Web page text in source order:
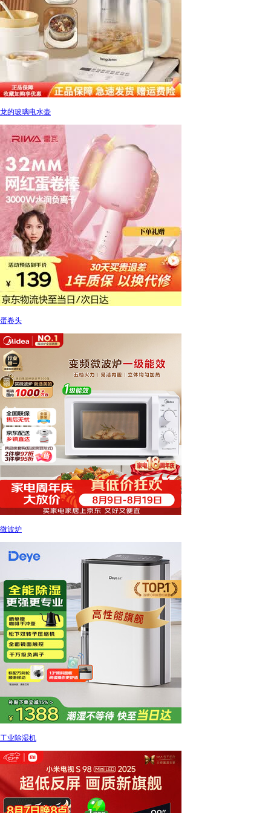
龙的玻璃电水壶
蛋卷头
微波炉
工业除湿机